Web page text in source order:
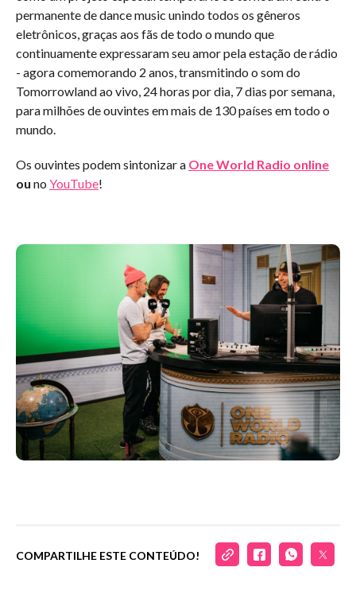
permanente de dance music unindo todos os gêneros
eletrônicos, graças aos fãs de todo o mundo que
continuamente expressaram seu amor pela estação de rádio
- agora comemorando 2 anos, transmitindo o som do
Tomorrowland ao vivo, 24 horas por dia, 7 dias por semana,
para milhões de ouvintes em mais de 130 países em todo o
mundo.
Os ouvintes podem sintonizar a One World Radio online
ou no YouTube!
COMPARTILHE ESTE CONTEÚDO!